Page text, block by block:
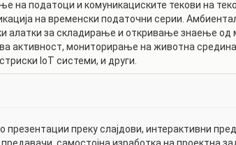
на податоци и комуникациските текови на
на временски податочни серии.
алатки за складирање и откривање знаење од
активност, мониторирање на животна
IoT системи, и други.
преку слајдови, интерактивни